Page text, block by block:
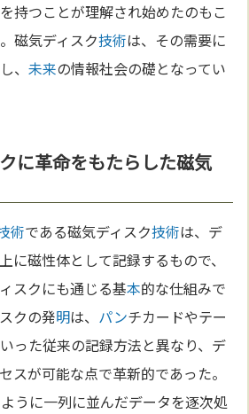
を持つことが理解され始めたのもこ
磁気ディスク技術は、その需要に
、未来の情報社会の礎となってい
に革命をもたらした磁気
術である磁気ディスク技術は、デ
に磁性体として記録するもので、
スクにも通じる基本的な仕組みで
クの発明は、 パンチカードやテー
った従来の記録方法と異なり、デ
スが可能な点で革新的であった。
うに一列に並んだデータを逐次処